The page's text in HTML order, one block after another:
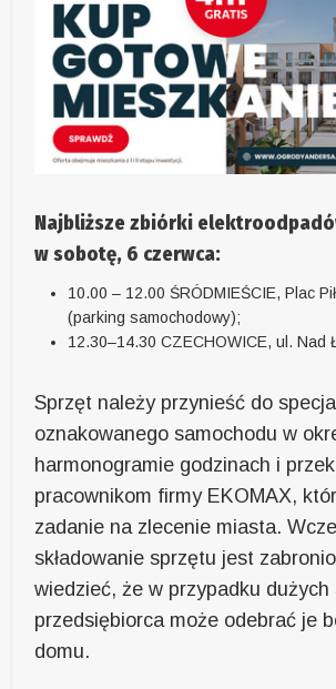
Najbliższe zbiórki
w sobotę, 6 czerwca:
10.00 – 12.00 ŚRÓDMIEŚCIE, Plac
(parking samochodowy);
12.30–14.30 CZECHOWICE, ul. Nad
Sprzęt należy przynieść do
oznakowanego samochodu w
harmonogramie godzinach i
pracownikom firmy EKOMAX,
zadanie na zlecenie miasta.
składowanie sprzętu jest
wiedzieć, że w przypadku dużych
przedsiębiorca może odebrać je
domu.